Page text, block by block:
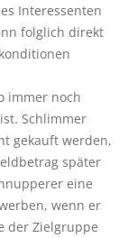
Interessenten
folglich direkt
immer noch
Schlimmer
gekauft werden,
später
eine
wenn er
der Zielgruppe